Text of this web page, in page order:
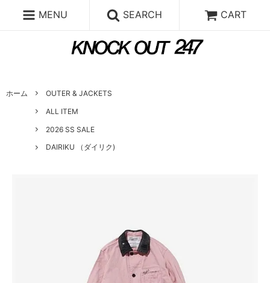
MENU SEARCH CART
ホーム
OUTER & JACKETS
ALL ITEM
2026 SS SALE
DAIRIKU （ダイリク)